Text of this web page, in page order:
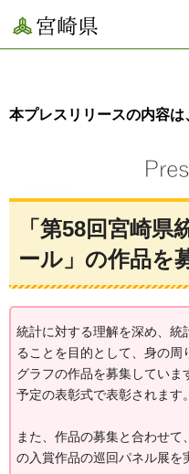
宮崎県
本プレスリリースの内容
「第58回宮崎県
ール」の作品を
統計に対する理解を深め、統
ることを目的として、身の
グラフの作品を募集してい
予定の表彰式で表彰されます。
また、作品の募集と合わせ
の入賞作品の巡回パネル展を